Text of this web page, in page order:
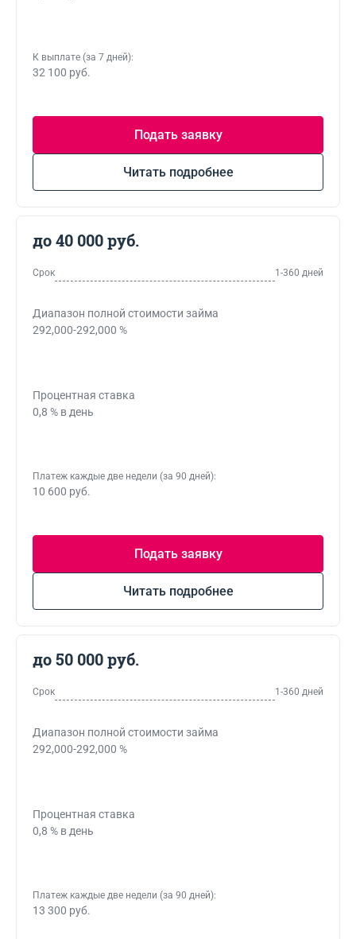
К выплате (за 7 дней):
32 100 руб.
Подать заявку
Читать подробнее
до 40 000 руб.
Срок 1-360 дней
Диапазон полной стоимости займа
292,000-292,000 %
Процентная ставка
0,8 % в день
Платеж каждые две недели (за 90 дней):
10 600 руб.
Подать заявку
Читать подробнее
до 50 000 руб.
Срок 1-360 дней
Диапазон полной стоимости займа
292,000-292,000 %
Процентная ставка
0,8 % в день
Платеж каждые две недели (за 90 дней):
13 300 руб.